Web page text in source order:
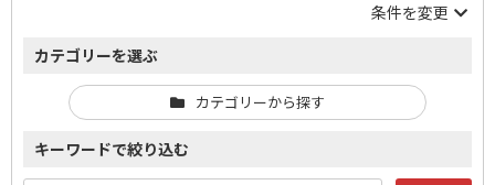
条件を変更
カテゴリーを選ぶ
カテゴリーから探す
キーワードで絞り込む